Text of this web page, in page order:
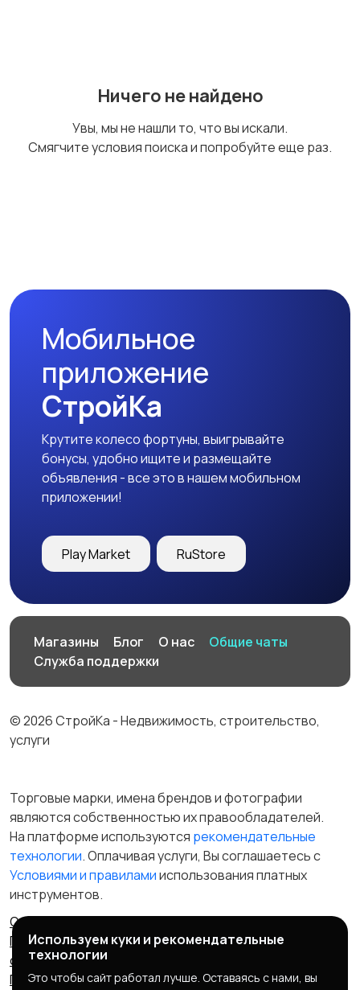
Охрана и
сигнализации
Другое
Ничего не найдено
Увы, мы не нашли то, что вы искали.
Смягчите условия поиска и попробуйте еще раз.
Мобильное
приложение
СтройКа
Крутите колесо фортуны, выигрывайте
бонусы, удобно ищите и размещайте
объявления - все это в нашем мобильном
приложении!
Play Market RuStore
Магазины Блог О нас
Общие чаты
Служба поддержки
© 2026 СтройКа - Недвижимость, строительство,
услуги
Торговые марки, имена брендов и фотографии
являются собственностью их правообладателей.
На платформе используются рекомендательные
технологии. Оплачивая услуги, Вы соглашаетесь c
Условиями и правиламииспользования платных
инструментов.
Отказ от ответственности
Правила сервиса
Политика конфиденциальности
Пользовательское
соглашение
Запрещенные товары/услуги
Правообладателям
Партнерская программа
Используем куки и рекомендательные
технологии
Это чтобы сайт работал лучше. Оставаясь с нами, вы